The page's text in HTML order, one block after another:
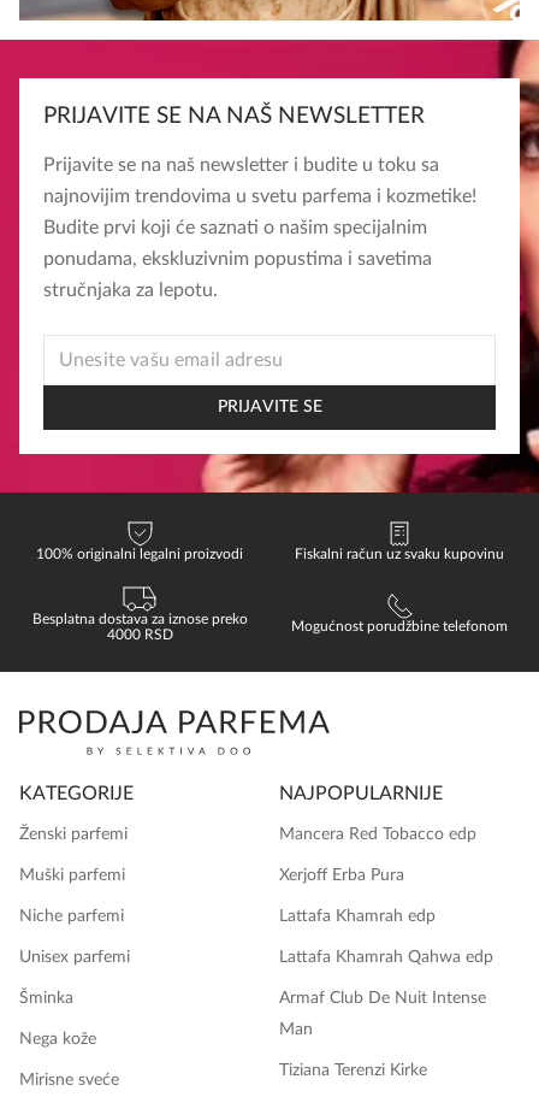
PRIJAVITE SE NA NAŠ NEWSLETTER
Prijavite se na naš newsletter i budite u toku sa
najnovijim trendovima u svetu parfema i kozmetike!
Budite prvi koji će saznati o našim specijalnim
ponudama, ekskluzivnim popustima i savetima
stručnjaka za lepotu.
PRIJAVITE SE
100% originalni legalni proizvodi Fiskalni račun uz svaku kupovinu
Besplatna dostava za iznose preko
4000 RSD
Mogućnost porudžbine telefonom
KATEGORIJE
Ženski parfemi
Muški parfemi
Niche parfemi
Unisex parfemi
Šminka
Nega kože
Mirisne sveće
NAJPOPULARNIJE
Mancera Red Tobacco edp
Xerjoff Erba Pura
Lattafa Khamrah edp
Lattafa Khamrah Qahwa edp
Armaf Club De Nuit Intense
Man
Tiziana Terenzi Kirke